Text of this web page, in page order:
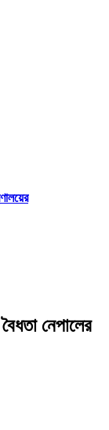
নেপালের